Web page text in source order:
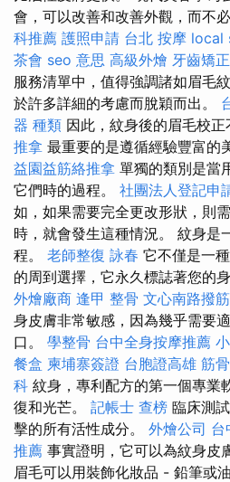
會，可以改善和改善外觀，而不
科推薦 護照申請 台北 按摩 local
茶會 seo 意思 高級外燴 牙齒矯正
服務清單中，值得強調諸如眉毛
於許多詳細的考慮而脫穎而出。
器 種類 因此，紋身後的眉毛校正
推拿 最重要的是遵循經驗豐富的
益園益筋絡推拿 單獨的類別是當
它們時的過程。 社團法人登記申
如，如果需要完全更改形狀，則
時，就會發生這種情況。 紋身是
程。 老師整復 詠春 它不僅是一
的周到選擇，它永久標誌著您的
外燴廠商 逢甲 整骨 文心南路撥
身皮膚非常敏感，因為幾乎需要
口。 學整骨 台中全身按摩推薦
餐盒 柬埔寨簽證 台胞證高雄 筋
科 紋身，專利配方的第一個專業
復和光芒。 記帳士 查榜 臨床測
擊的所有活性成分。 外燴公司 台
推薦 事實證明，它可以為紋身皮
眉毛可以用裝飾化妝品 - 鉛筆或